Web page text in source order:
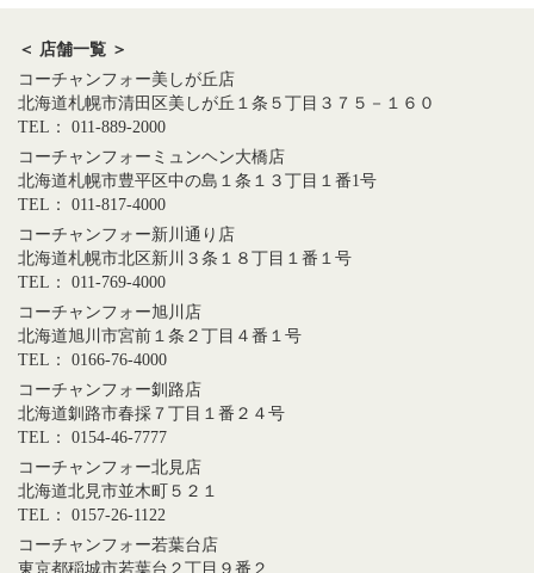
＜ 店舗一覧 ＞
コーチャンフォー美しが丘店
北海道札幌市清田区美しが丘１条５丁目３７５－１６０
TEL： 011-889-2000
コーチャンフォーミュンヘン大橋店
北海道札幌市豊平区中の島１条１３丁目１番1号
TEL： 011-817-4000
コーチャンフォー新川通り店
北海道札幌市北区新川３条１８丁目１番１号
TEL： 011-769-4000
コーチャンフォー旭川店
北海道旭川市宮前１条２丁目４番１号
TEL： 0166-76-4000
コーチャンフォー釧路店
北海道釧路市春採７丁目１番２４号
TEL： 0154-46-7777
コーチャンフォー北見店
北海道北見市並木町５２１
TEL： 0157-26-1122
コーチャンフォー若葉台店
東京都稲城市若葉台２丁目９番２